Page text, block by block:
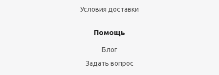
Условия доставки
Помощь
Блог
Задать вопрос